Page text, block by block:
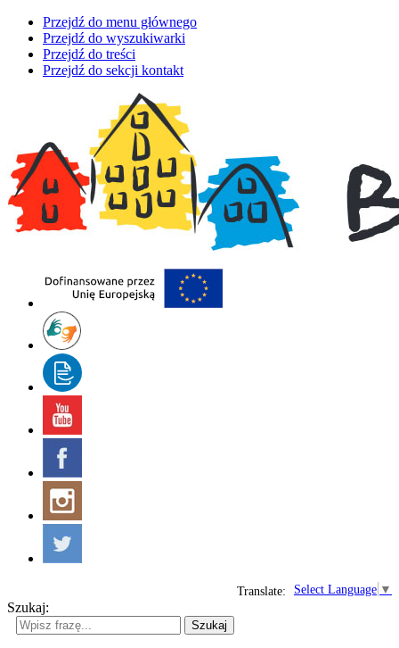
Przejdź do menu głównego
Przejdź do wyszukiwarki
Przejdź do treści
Przejdź do sekcji kontakt
Select Language ▼
Translate:
Szukaj:
Szukaj